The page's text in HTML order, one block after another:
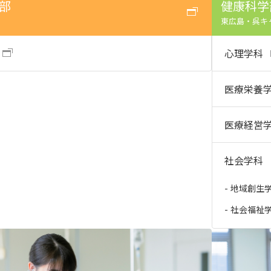
健康科
東広島・呉キ
心理学科
医療栄養
医療経営
社会学科
地域創生
社会福祉